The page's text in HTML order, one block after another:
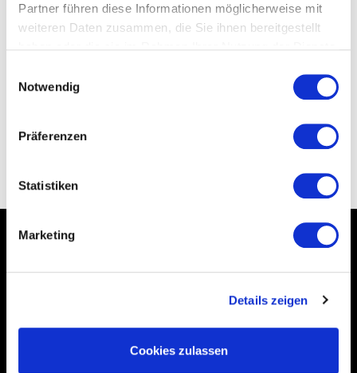
Partner führen diese Informationen möglicherweise mit
weiteren Daten zusammen, die Sie ihnen bereitgestellt
Notwendig
Präferenzen
Statistiken
Marketing
Details zeigen
Cookies zulassen